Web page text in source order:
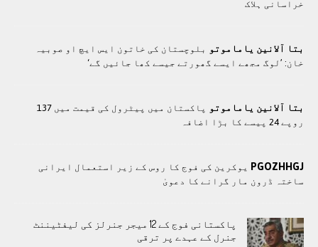
خراسانی ہلاک
بتا آلانین یاماموتو بلوچستان کی خاتون ایس ایچ او صوبیہ
خان: ’لوگ مجھے ایسے گھورتے جیسے کھا جائیں گے‘
بتا آلانین یاماموتو
پاکستان میں پیٹرول کی قیمت میں 137
روپے 24 پیسے کا بڑا اضافہ
PGOZHHGJ یوکرین کی فوج کا روس کے زیر استعمال ایرانی
ساختہ ڈرون مار گرانے کا دعویٰ
پاکستانی فوج کے 12 میجر جنرلز کی لیفٹیننٹ
جنرل کے عہدے پر ترقی